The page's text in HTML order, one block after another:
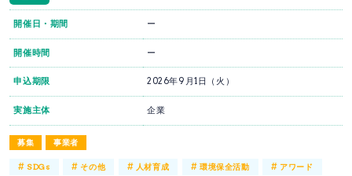
募集 事業者
開催日・期間 ー
開催時間 ー
申込期限 2026年9月1日（火）
実施主体 企業
#SDGs #その他 # 人材育成 # 環境保全活動 # アワード